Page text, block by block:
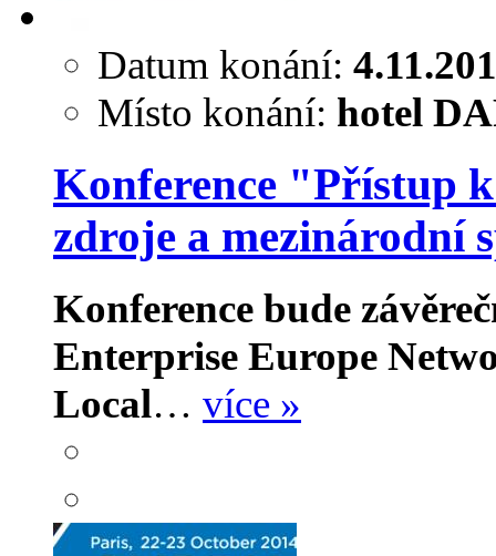
Datum konání:
Místo konání: hotel
Konference "Přístup
zdroje a mezinárodní
Konference bude
Enterprise Europe
Local… více »